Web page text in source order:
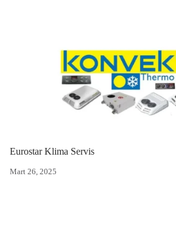
Mart 26, 2025
Eurostar Klima Servis